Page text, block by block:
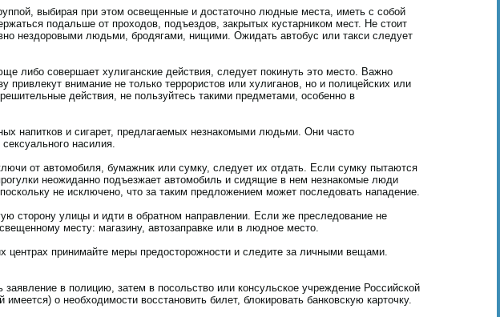
выбирая при этом освещенные и достаточно людные места, иметь с собой
подальше от проходов, подъездов, закрытых кустарником мест. Не стоит
нездоровыми людьми, бродягами, нищими. Ожидать автобус или такси следует
либо совершает хулиганские действия, следует покинуть это место. Важно
внимание не только террористов или хулиганов, но и полицейских или
действия, не пользуйтесь такими предметами, особенно в
напитков и сигарет, предлагаемых незнакомыми людьми. Они часто
насилия.
от автомобиля, бумажник или сумку, следует их отдать. Если сумку пытаются
неожиданно подъезжает автомобиль и сидящие в нем незнакомые люди
не исключено, что за таким предложением может последовать нападение.
сторону улицы и идти в обратном направлении. Если же преследование не
месту: магазину, автозаправке или в людное место.
центрах принимайте меры предосторожности и следите за личными вещами.
в полицию, затем в посольство или консульское учреждение Российской
о необходимости восстановить билет, блокировать банковскую карточку.